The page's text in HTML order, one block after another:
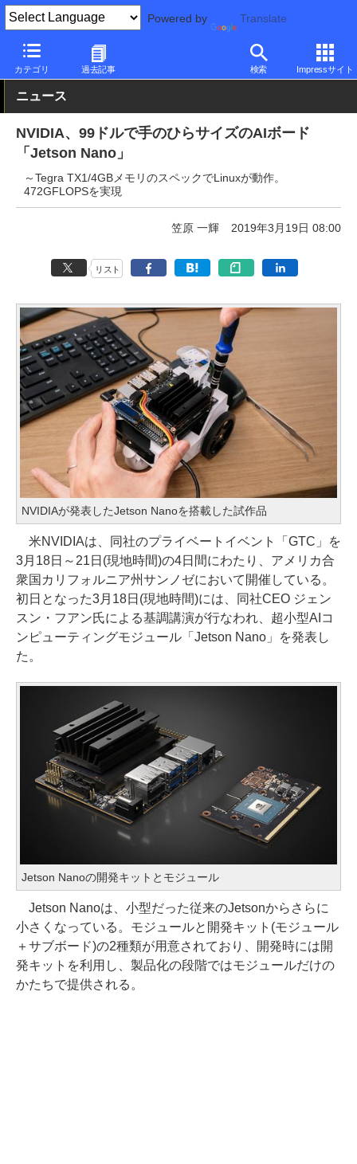
Powered by Translate
カテゴリ 過去記事 検索 Impressサイト
PC Watch 半導体/周辺機器
ニュース
NVIDIA、99ドルで手のひらサイズのAIボード
「Jetson Nano」
～Tegra TX1/4GBメモリのスペックでLinuxが動作。
472GFLOPSを実現
笠原 一輝 2019年3月19日 08:00
リスト
NVIDIAが発表したJetson Nanoを搭載した試作品
米NVIDIAは、同社のプライベートイベント「GTC」を
3月18日～21日(現地時間)の4日間にわたり、アメリカ合
衆国カリフォルニア州サンノゼにおいて開催している。
初日となった3月18日(現地時間)には、同社CEO ジェン
スン・フアン氏による基調講演が行なわれ、超小型AIコ
ンピューティングモジュール「Jetson Nano」を発表し
た。
Jetson Nanoの開発キットとモジュール
Jetson Nanoは、小型だった従来のJetsonからさらに
小さくなっている。モジュールと開発キット(モジュール
＋サブボード)の2種類が用意されており、開発時には開
発キットを利用し、製品化の段階ではモジュールだけの
かたちで提供される。